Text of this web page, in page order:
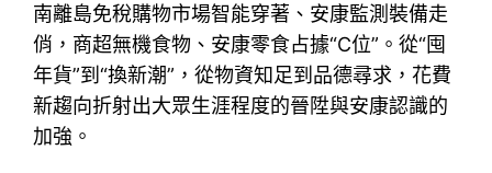
南離島免稅購物市場智能穿著、安康監測裝備走
俏，商超無機食物、安康零食占據“C位”。從“囤
年貨”到“換新潮”，從物資知足到品德尋求，花費
新趨向折射出大眾生涯程度的晉陞與安康認識的
加強。